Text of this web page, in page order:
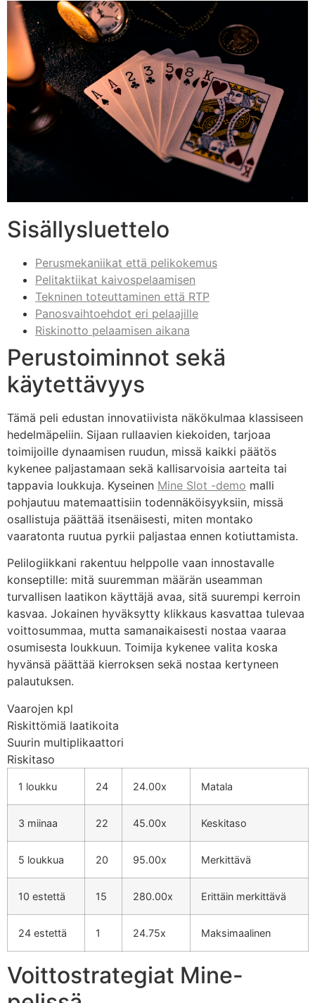
Sisällysluettelo
Perusmekaniikat että pelikokemus
Pelitaktiikat kaivospelaamisen
Tekninen toteuttaminen että RTP
Panosvaihtoehdot eri pelaajille
Riskinotto pelaamisen aikana
Perustoiminnot sekä
käytettävyys
Tämä peli edustan innovatiivista näkökulmaa klassiseen
hedelmäpeliin. Sijaan rullaavien kiekoiden, tarjoaa
toimijoille dynaamisen ruudun, missä kaikki päätös
kykenee paljastamaan sekä kallisarvoisia aarteita tai
tappavia loukkuja. Kyseinen Mine Slot -demo malli
pohjautuu matemaattisiin todennäköisyyksiin, missä
osallistuja päättää itsenäisesti, miten montako
vaaratonta ruutua pyrkii paljastaa ennen kotiuttamista.
Pelilogiikkani rakentuu helppolle vaan innostavalle
konseptille: mitä suuremman määrän useamman
turvallisen laatikon käyttäjä avaa, sitä suurempi kerroin
kasvaa. Jokainen hyväksytty klikkaus kasvattaa tulevaa
voittosummaa, mutta samanaikaisesti nostaa vaaraa
osumisesta loukkuun. Toimija kykenee valita koska
hyvänsä päättää kierroksen sekä nostaa kertyneen
palautuksen.
Vaarojen kpl
Riskittömiä laatikoita
Suurin multiplikaattori
Riskitaso
1 loukku 24 24.00x Matala
3 miinaa 22 45.00x Keskitaso
5 loukkua 20 95.00x Merkittävä
10 estettä 15 280.00x Erittäin merkittävä
24 estettä 1 24.75x Maksimaalinen
Voittostrategiat Mine-